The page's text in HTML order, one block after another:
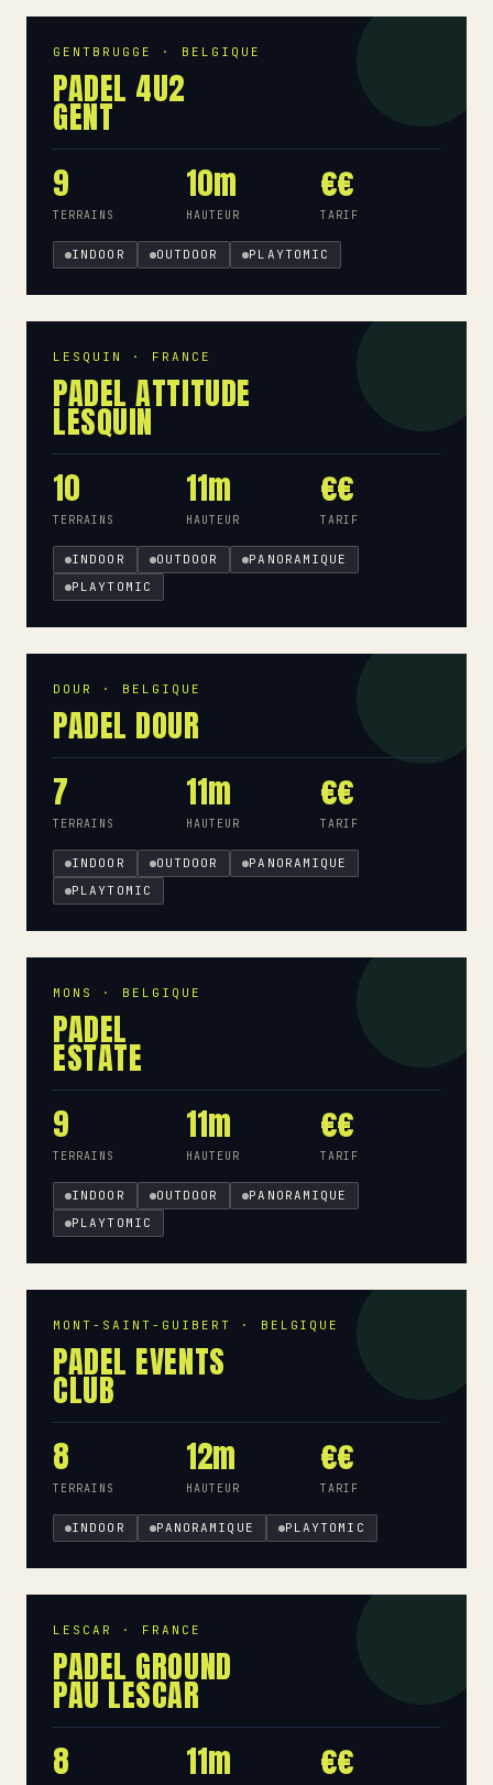
GENTBRUGGE · BELGIQUE
PADEL 4U2
GENT
9
TERRAINS
10m
HAUTEUR
€€
TARIF
INDOOR OUTDOOR PLAYTOMIC
LESQUIN · FRANCE
PADEL ATTITUDE
LESQUIN
10
TERRAINS
11m
HAUTEUR
€€
TARIF
INDOOR OUTDOOR
PANORAMIQUE
PLAYTOMIC
DOUR · BELGIQUE
PADEL DOUR
7
TERRAINS
11m
HAUTEUR
€€
TARIF
INDOOR OUTDOOR
PANORAMIQUE
PLAYTOMIC
MONS · BELGIQUE
PADEL
ESTATE
9
TERRAINS
11m
HAUTEUR
€€
TARIF
INDOOR OUTDOOR
PANORAMIQUE
PLAYTOMIC
MONT-SAINT-GUIBERT · BELGIQUE
PADEL EVENTS
CLUB
8
TERRAINS
12m
HAUTEUR
€€
TARIF
INDOOR PANORAMIQUE PLAYTOMIC
LESCAR · FRANCE
PADEL GROUND
PAU LESCAR
8
11m €€